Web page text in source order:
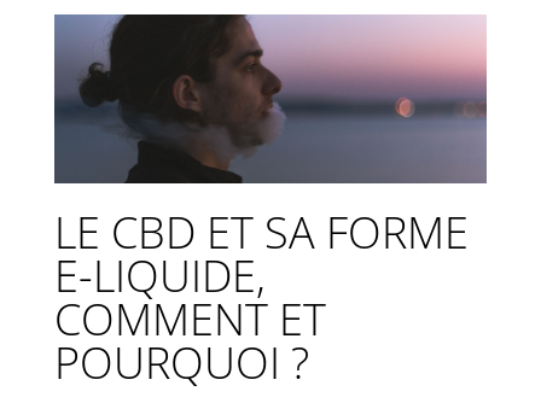
LE CBD ET SA FORME
E-LIQUIDE,
COMMENT ET
POURQUOI ?